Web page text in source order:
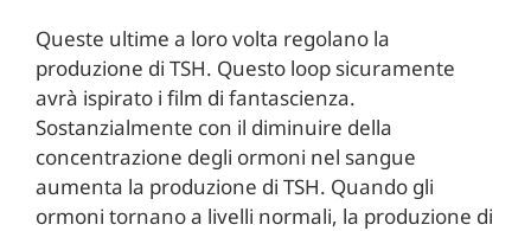
Queste ultime a loro volta regolano la
produzione di TSH. Questo loop sicuramente
avrà ispirato i film di fantascienza.
Sostanzialmente con il diminuire della
concentrazione degli ormoni nel sangue
aumenta la produzione di TSH. Quando gli
ormoni tornano a livelli normali, la produzione di